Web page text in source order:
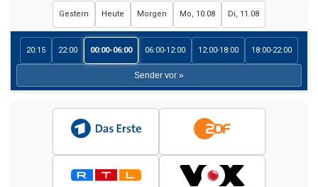
Gestern Heute Morgen Mo, 10.08 Di, 11.08
20:15 22:00 00:00-06:00 06:00-12:00 12:00-18:00 18:00-22:00
Sender vor »